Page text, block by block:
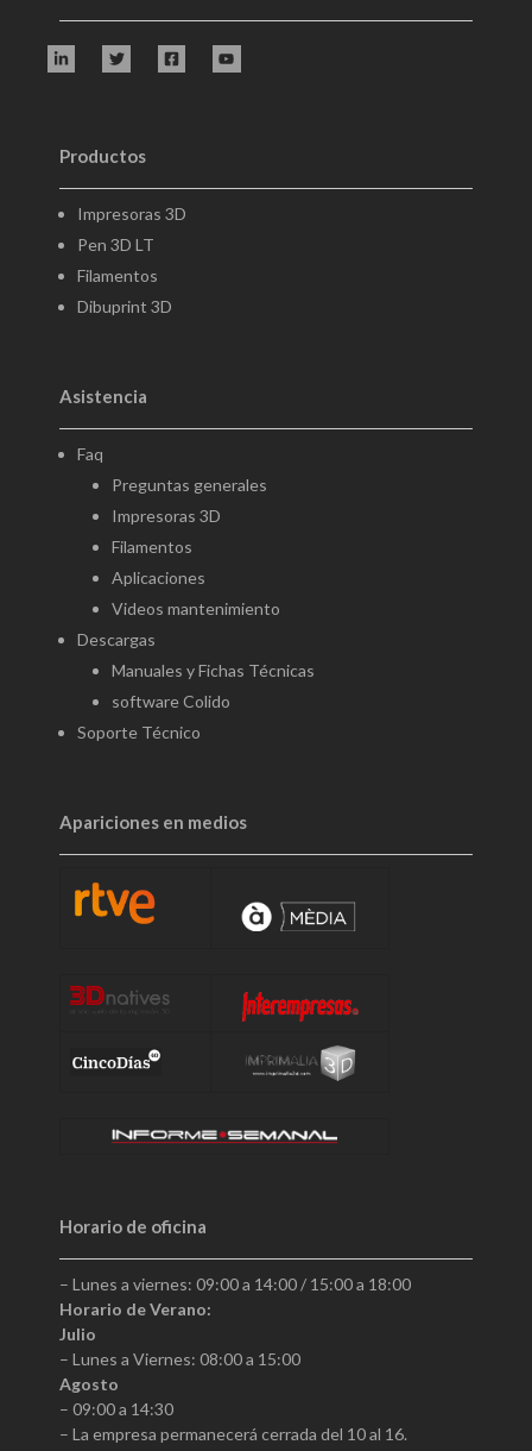
Productos
Impresoras 3D
Pen 3D LT
Filamentos
Dibuprint 3D
Asistencia
Faq
Preguntas generales
Impresoras 3D
Filamentos
Aplicaciones
Videos mantenimiento
Descargas
Manuales y Fichas Técnicas
software Colido
Soporte Técnico
Apariciones en medios
Horario de oficina
– Lunes a viernes: 09:00 a 14:00 / 15:00 a 18:00
Horario de Verano:
Julio
– Lunes a Viernes: 08:00 a 15:00
Agosto
– 09:00 a 14:30
– La empresa permanecerá cerrada del 10 al 16.